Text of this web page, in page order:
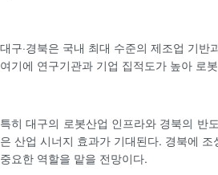
대구·경북은 국내 최대 수준의 제조업 기
여기에 연구기관과 기업 집적도가 높아 로
특히 대구의 로봇산업 인프라와 경북의 반
은 산업 시너지 효과가 기대된다. 경북에
중요한 역할을 맡을 전망이다.